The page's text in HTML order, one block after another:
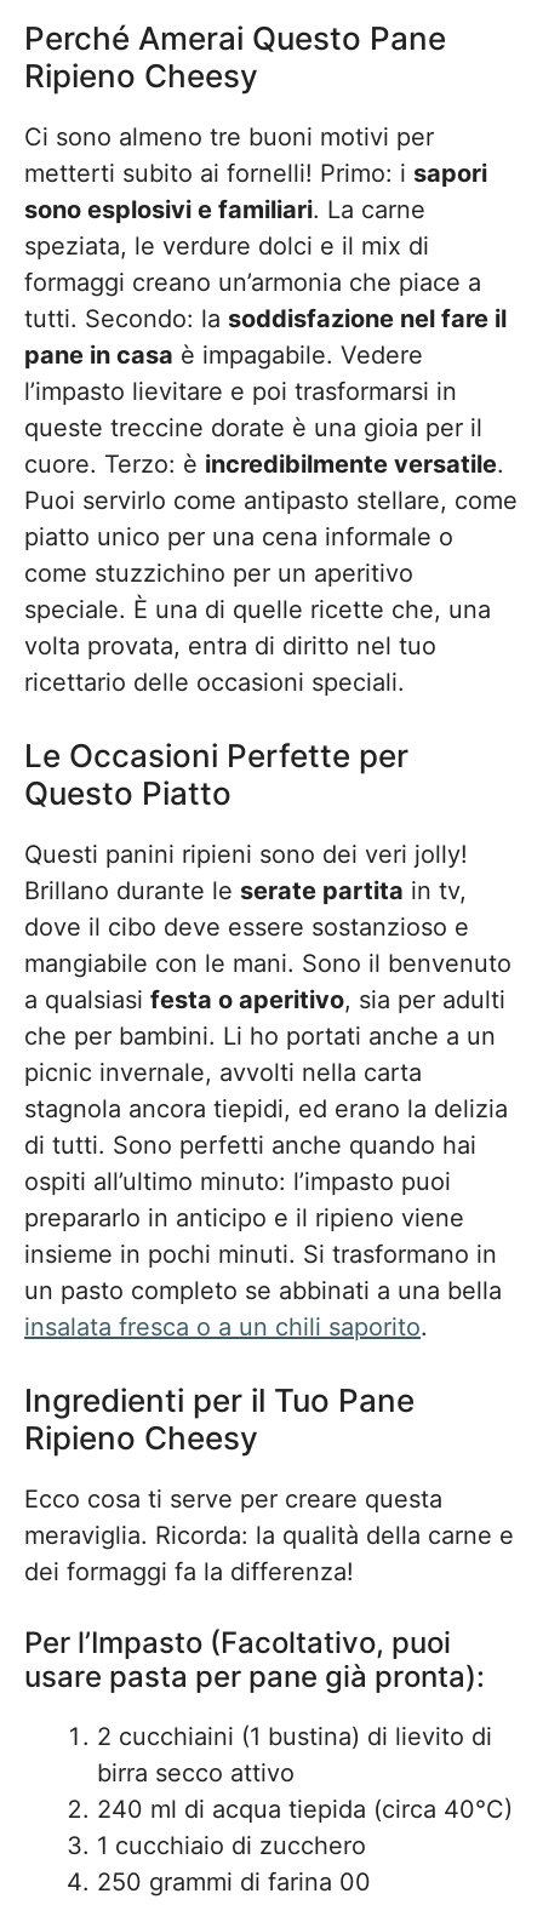
Perché Amerai Questo Pane
Ripieno Cheesy
Ci sono almeno tre buoni motivi per
metterti subito ai fornelli! Primo: i sapori
sono esplosivi e familiari. La carne
speziata, le verdure dolci e il mix di
formaggi creano un’armonia che piace a
tutti. Secondo: la soddisfazione nel fare il
pane in casa è impagabile. Vedere
l’impasto lievitare e poi trasformarsi in
queste treccine dorate è una gioia per il
cuore. Terzo: è incredibilmente versatile.
Puoi servirlo come antipasto stellare, come
piatto unico per una cena informale o
come stuzzichino per un aperitivo
speciale. È una di quelle ricette che, una
volta provata, entra di diritto nel tuo
ricettario delle occasioni speciali.
Le Occasioni Perfette per
Questo Piatto
Questi panini ripieni sono dei veri jolly!
Brillano durante le serate partita in tv,
dove il cibo deve essere sostanzioso e
mangiabile con le mani. Sono il benvenuto
a qualsiasi festa o aperitivo, sia per adulti
che per bambini. Li ho portati anche a un
picnic invernale, avvolti nella carta
stagnola ancora tiepidi, ed erano la delizia
di tutti. Sono perfetti anche quando hai
ospiti all’ultimo minuto: l’impasto puoi
prepararlo in anticipo e il ripieno viene
insieme in pochi minuti. Si trasformano in
un pasto completo se abbinati a una bella
insalata fresca o a un chili saporito.
Ingredienti per il Tuo Pane
Ripieno Cheesy
Ecco cosa ti serve per creare questa
meraviglia. Ricorda: la qualità della carne e
dei formaggi fa la differenza!
Per l’Impasto (Facoltativo, puoi
usare pasta per pane già pronta):
2 cucchiaini (1 bustina) di lievito di
birra secco attivo
240 ml di acqua tiepida (circa 40°C)
1 cucchiaio di zucchero
250 grammi di farina 00